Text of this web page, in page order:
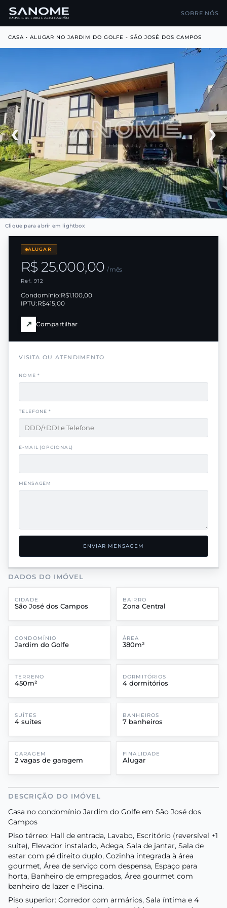
SOBRE NÓS
CASA • ALUGAR NO JARDIM DO GOLFE - SÃO JOSÉ DOS CAMPOS
‹ ›
Clique para abrir em lightbox
ALUGAR
R$ 25.000,00 / mês
Ref. 912
Condomínio:R$1.100,00
IPTU:R$415,00
↗ Compartilhar
VISITA OU ATENDIMENTO
NOME *
TELEFONE *
E-MAIL (OPCIONAL)
MENSAGEM
ENVIAR MENSAGEM
DADOS DO IMÓVEL
CIDADE
São José dos Campos
BAIRRO
Zona Central
CONDOMÍNIO
Jardim do Golfe
ÁREA
380m²
TERRENO
450m²
DORMITÓRIOS
4 dormitórios
SUÍTES
4 suítes
BANHEIROS
7 banheiros
GARAGEM
2 vagas de garagem
FINALIDADE
Alugar
DESCRIÇÃO DO IMÓVEL
Casa no condomínio Jardim do Golfe em São José dos
Campos
Piso térreo: Hall de entrada, Lavabo, Escritório (reversível +1
suíte), Elevador instalado, Adega, Sala de jantar, Sala de
estar com pé direito duplo, Cozinha integrada à área
gourmet, Área de serviço com despensa, Espaço para
horta, Banheiro de empregados, Área gourmet com
banheiro de lazer e Piscina.
Piso superior: Corredor com armários, Sala íntima e 4